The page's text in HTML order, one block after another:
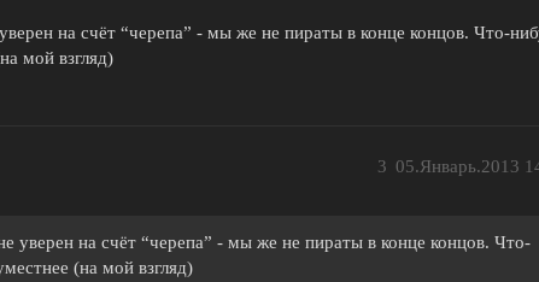
на счёт “черепа” - мы же не пираты в конце концов. Что-
мой взгляд)
05.Январь.2013
3
уверен на счёт “черепа” - мы же не пираты в конце концов. Что-
(на мой взгляд)